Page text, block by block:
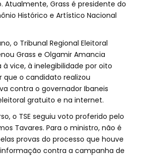
Atualmente, Grass é presidente do
Histórico e Artístico Nacional
o Tribunal Regional Eleitoral
Grass e Olgamir Amancia
à vice, à inelegibilidade por oito
que o candidato realizou
contra o governador Ibaneis
gratuito e na internet.
o TSE seguiu voto proferido pelo
Tavares. Para o ministro, não é
provas do processo que houve
contra a campanha de